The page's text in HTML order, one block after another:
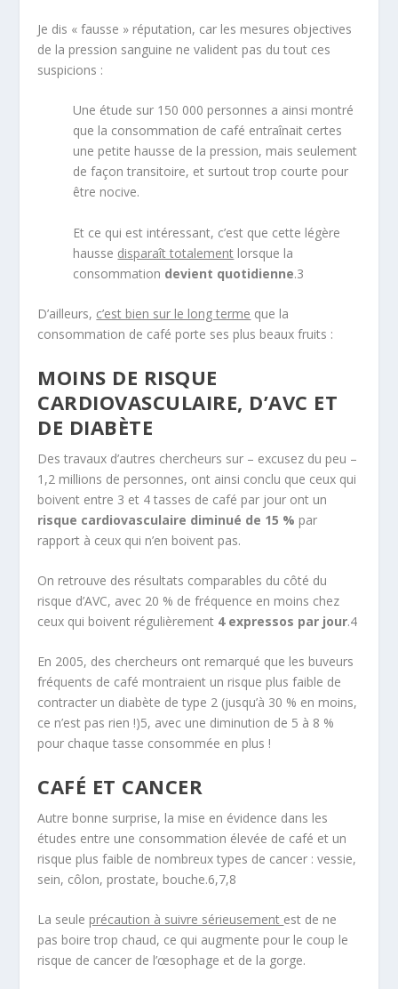
Je dis « fausse » réputation, car les mesures objectives
de la pression sanguine ne valident pas du tout ces
suspicions :
Une étude sur 150 000 personnes a ainsi montré
que la consommation de café entraînait certes
une petite hausse de la pression, mais seulement
de façon transitoire, et surtout trop courte pour
être nocive.
Et ce qui est intéressant, c’est que cette légère
hausse disparaît totalement lorsque la
consommation devient quotidienne.3
D’ailleurs, c’est bien sur le long terme que la
consommation de café porte ses plus beaux fruits :
MOINS DE RISQUE
CARDIOVASCULAIRE, D’AVC ET
DE DIABÈTE
Des travaux d’autres chercheurs sur – excusez du peu –
1,2 millions de personnes, ont ainsi conclu que ceux qui
boivent entre 3 et 4 tasses de café par jour ont un
risque cardiovasculaire diminué de 15 % par
rapport à ceux qui n’en boivent pas.
On retrouve des résultats comparables du côté du
risque d’AVC, avec 20 % de fréquence en moins chez
ceux qui boivent régulièrement 4 expressos par jour.4
En 2005, des chercheurs ont remarqué que les buveurs
fréquents de café montraient un risque plus faible de
contracter un diabète de type 2 (jusqu’à 30 % en moins,
ce n’est pas rien !)5, avec une diminution de 5 à 8 %
pour chaque tasse consommée en plus !
CAFÉ ET CANCER
Autre bonne surprise, la mise en évidence dans les
études entre une consommation élevée de café et un
risque plus faible de nombreux types de cancer : vessie,
sein, côlon, prostate, bouche.6,7,8
La seule précaution à suivre sérieusement est de ne
pas boire trop chaud, ce qui augmente pour le coup le
risque de cancer de l’œsophage et de la gorge.